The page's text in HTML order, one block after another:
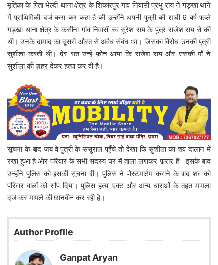
मृतिका के पिता भेल्दी थाना क्षेत्र के शिकारपुर गांव निवासी प्रभु राय ने गड़खा थाने
में प्राथिमिकी दर्ज करा कर कहा है की उन्होंने अपनी पुत्री की शादी 6 वर्ष पहले
गड़खा थाना क्षेत्र के कसीना गांव निवासी स्व सुरेश राय के पुत्र राजेश राय से की
थी। उनके दामाद का दूसरी औरत से अवैध संबंध था। जिसका विरोध उनकी पुत्री
सुशीला करती थी। देर रात उन्हें फ़ोन आया कि राजेश राय और उसकी माँ ने
सुशीला की ज़हर देकर हत्या कर दी है।
सूचना के बाद जब वे पुत्री के ससुराल पहुँचे तो देखा कि सुशीला का शव दालान में
रखा हुआ है और परिवार के सभी सदस्य घर में ताला लगाकर फ़रार हैं। इसके बाद
उन्होंने पुलिस को इसकी सूचना दी। पुलिस ने पोस्टमार्टम कराने के बाद शव को
परिवार वालों को सौंप दिया। पुलिस हत्या एक्ट और अन्य धाराओं के तहत मामला
दर्ज कर मामले की छानबीन कर रही है।
Author Profile
Ganpat Aryan